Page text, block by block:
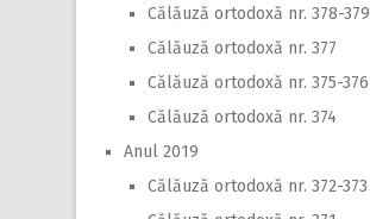
Călăuză ortodoxă nr. 378-379
Călăuză ortodoxă nr. 377
Călăuză ortodoxă nr. 375-376
Călăuză ortodoxă nr. 374
Anul 2019
Călăuză ortodoxă nr. 372-373